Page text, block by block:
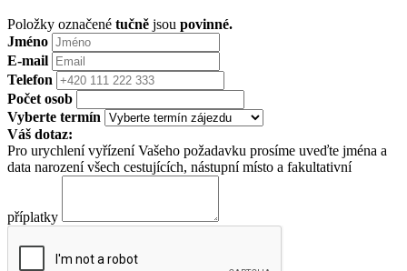
Položky označené tučně jsou povinné.
Jméno
E-mail
Telefon
Počet osob
Vyberte termín
Váš dotaz:
Pro urychlení vyřízení Vašeho požadavku prosíme uveďte jména a
data narození všech cestujících, nástupní místo a fakultativní
příplatky